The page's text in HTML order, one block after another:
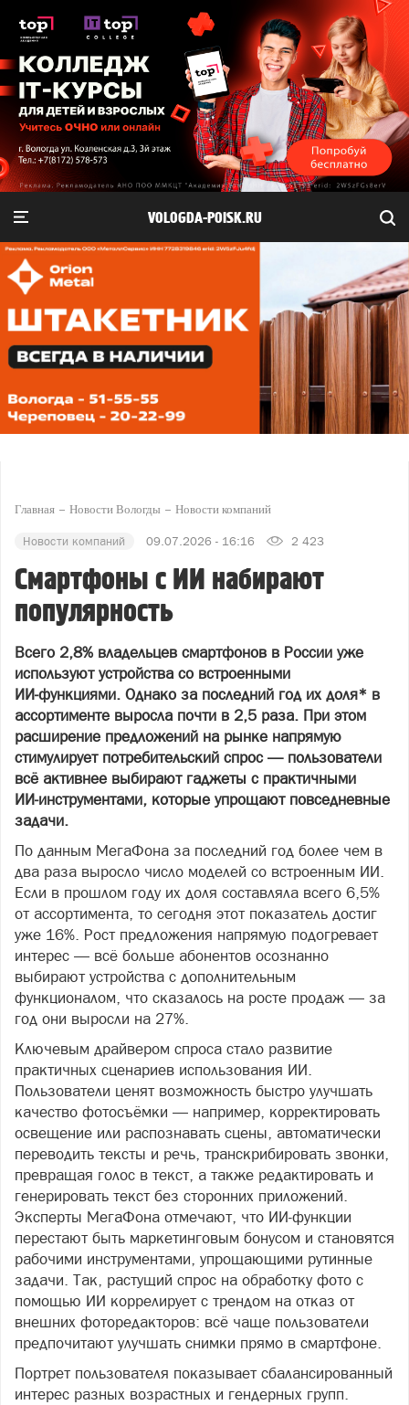
VOLOGDA-POISK.RU
Главная Новости Вологды Новости компаний
Новости компаний 09.07.2026 - 16:16 2 423
Смартфоны с ИИ набирают
популярность
Всего 2,8% владельцев смартфонов в России уже
используют устройства со встроенными
ИИ‑функциями. Однако за последний год их доля* в
ассортименте выросла почти в 2,5 раза. При этом
расширение предложений на рынке напрямую
стимулирует потребительский спрос — пользователи
всё активнее выбирают гаджеты с практичными
ИИ‑инструментами, которые упрощают повседневные
задачи.
По данным МегаФона за последний год более чем в
два раза выросло число моделей со встроенным ИИ.
Если в прошлом году их доля составляла всего 6,5%
от ассортимента, то сегодня этот показатель достиг
уже 16%. Рост предложения напрямую подогревает
интерес — всё больше абонентов осознанно
выбирают устройства с дополнительным
функционалом, что сказалось на росте продаж — за
год они выросли на 27%.
Ключевым драйвером спроса стало развитие
практичных сценариев использования ИИ.
Пользователи ценят возможность быстро улучшать
качество фотосъёмки — например, корректировать
освещение или распознавать сцены, автоматически
переводить тексты и речь, транскрибировать звонки,
превращая голос в текст, а также редактировать и
генерировать текст без сторонних приложений.
Эксперты МегаФона отмечают, что ИИ‑функции
перестают быть маркетинговым бонусом и становятся
рабочими инструментами, упрощающими рутинные
задачи. Так, растущий спрос на обработку фото с
помощью ИИ коррелирует с трендом на отказ от
внешних фоторедакторов: всё чаще пользователи
предпочитают улучшать снимки прямо в смартфоне.
Портрет пользователя показывает сбалансированный
интерес разных возрастных и гендерных групп.